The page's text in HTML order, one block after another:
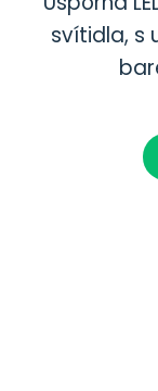
svítidla, s